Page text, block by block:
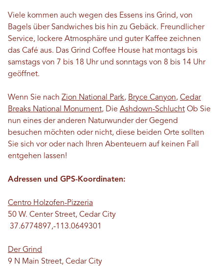
Viele kommen auch wegen des Essens ins Grind, von
Bagels über Sandwiches bis hin zu Gebäck. Freundlicher
Service, lockere Atmosphäre und guter Kaffee zeichnen
das Café aus. Das Grind Coffee House hat montags bis
samstags von 7 bis 18 Uhr und sonntags von 8 bis 14 Uhr
geöffnet.
Wenn Sie nach Zion National Park, Bryce Canyon, Cedar
Breaks National Monument, Die Ashdown-Schlucht Ob Sie
nun eines der anderen Naturwunder der Gegend
besuchen möchten oder nicht, diese beiden Orte sollten
Sie sich vor oder nach Ihren Abenteuern auf keinen Fall
entgehen lassen!
Adressen und GPS-Koordinaten:
Centro Holzofen-Pizzeria
50 W. Center Street, Cedar City
37.6774897,-113.0649301
Der Grind
9 N Main Street, Cedar City